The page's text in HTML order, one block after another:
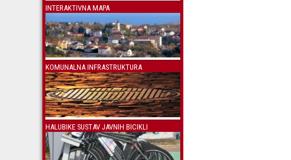
INTERAKTIVNA MAPA
KOMUNALNA INFRASTRUKTURA
HALUBIKE SUSTAV JAVNIH BICIKLI